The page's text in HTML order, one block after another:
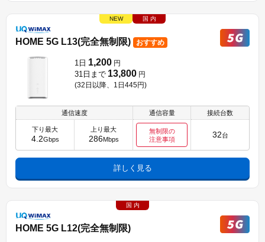
NEW 国 内
HOME 5G L13(完全無制限) おすすめ
1日 1,200 円
31日まで 13,800 円
(32日以降、1日445円)
通信速度 通信容量 接続台数
下り最大
4.2Gbps
上り最大
286Mbps
無制限の
注意事項
32台
詳しく見る
国 内
HOME 5G L12(完全無制限)